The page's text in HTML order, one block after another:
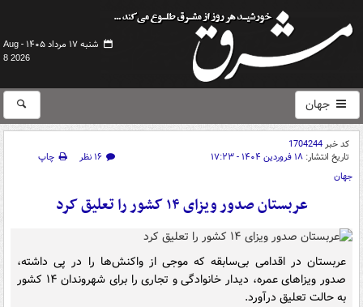
شنبه ۱۷ مرداد ۱۴۰۵ -
Aug
8 2026
جهان
کد خبر1704244
تاریخ انتشار: ۱۸ فروردین ۱۴۰۴ - ۱۷:۲۳ ۱۶ نظر
چاپ
جهان
عربستان صدور ویزای ۱۴ کشور را تعلیق کرد
عربستان در اقدامی بی‌سابقه که موجی از واکنش‌ها را در پی داشته،
صدور ویزاهای عمره، دیدار خانوادگی و تجاری را برای شهروندان ۱۴ کشور
به حالت تعلیق درآورد.